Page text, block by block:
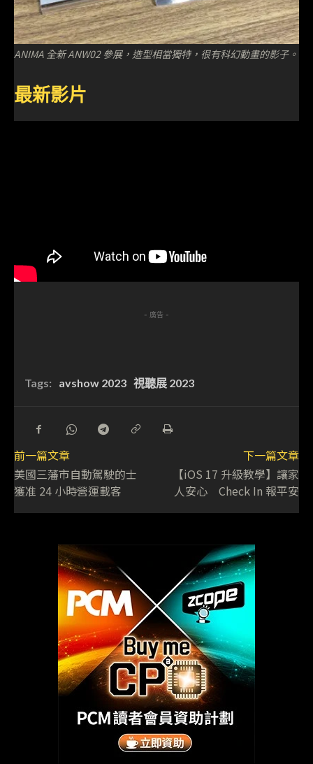
ANIMA 全新 ANW02 參展，造型相當獨特，很有科幻動畫的影子。
最新影片
- 廣告 -
Tags: avshow 2023 視聽展 2023
前一篇文章
美國三藩市自動駕駛的士
獲准 24 小時營運載客
下一篇文章
【iOS 17 升級教學】讓家
人安心 Check In 報平安